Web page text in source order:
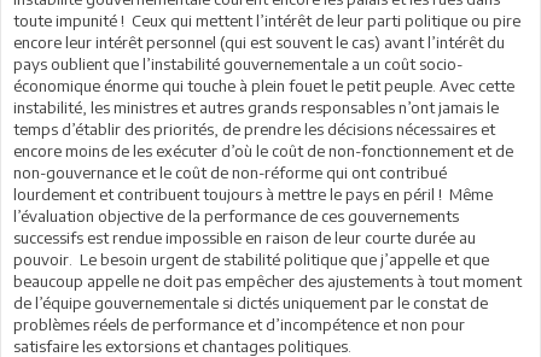
toute impunité ! Ceux qui mettent l’intérêt de leur parti politique ou pire
encore leur intérêt personnel (qui est souvent le cas) avant l’intérêt du
pays oublient que l’instabilité gouvernementale a un coût socio-
économique énorme qui touche à plein fouet le petit peuple. Avec cette
instabilité, les ministres et autres grands responsables n’ont jamais le
temps d’établir des priorités, de prendre les décisions nécessaires et
encore moins de les exécuter d’où le coût de non-fonctionnement et de
non-gouvernance et le coût de non-réforme qui ont contribué
lourdement et contribuent toujours à mettre le pays en péril ! Même
l’évaluation objective de la performance de ces gouvernements
successifs est rendue impossible en raison de leur courte durée au
pouvoir. Le besoin urgent de stabilité politique que j’appelle et que
beaucoup appelle ne doit pas empêcher des ajustements à tout moment
de l’équipe gouvernementale si dictés uniquement par le constat de
problèmes réels de performance et d’incompétence et non pour
satisfaire les extorsions et chantages politiques.